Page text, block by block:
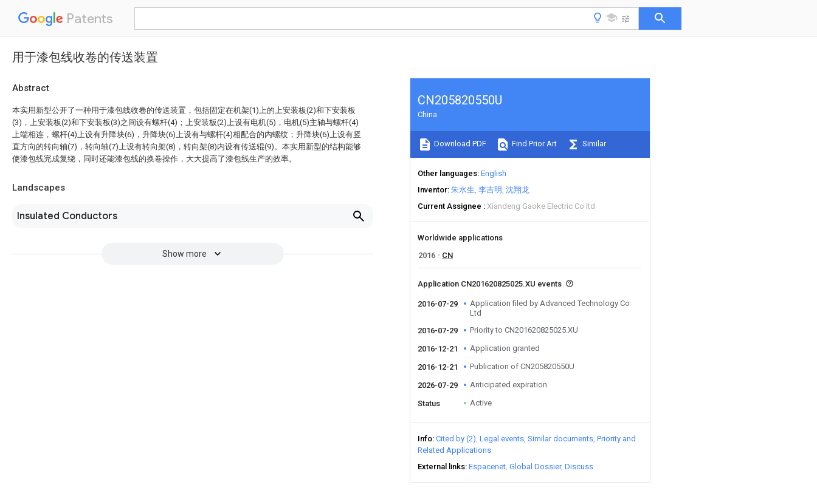
Patents
用于漆包线收卷的传送装置
Abstract
本实用新型公开了一种用于漆包线收卷的传送装置，包括固定在机架(1)上的上安装板(2)和下安装板
(3)，上安装板(2)和下安装板(3)之间设有螺杆(4)；上安装板(2)上设有电机(5)，电机(5)主轴与螺杆(4)
上端相连，螺杆(4)上设有升降块(6)，升降块(6)上设有与螺杆(4)相配合的内螺纹；升降块(6)上设有竖
直方向的转向轴(7)，转向轴(7)上设有转向架(8)，转向架(8)内设有传送辊(9)。本实用新型的结构能够
使漆包线完成复绕，同时还能漆包线的换卷操作，大大提高了漆包线生产的效率。
Landscapes
Insulated Conductors
Show more
CN205820550U
China
Download PDF Find Prior Art Similar
Other languages English
Inventor 朱水生 李吉明 沈翔龙
Current Assignee
Xiandeng Gaoke Electric Co ltd
Worldwide applications
2016
CN
Application CN201620825025.XU events
2016-07-29
Application filed by Advanced Technology Co
Ltd
2016-07-29
Priority to CN201620825025.XU
2016-12-21 Application granted
2016-12-21 Publication of CN205820550U
2026-07-29 Anticipated expiration
Status Active
Info Cited by (2) Legal events Similar documents Priority and
Related Applications
External links Espacenet Global Dossier Discuss